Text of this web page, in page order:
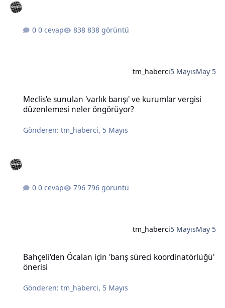
0 cevap 838 görüntü
tm_haberci5 MayısMay 5
Meclis'e sunulan 'varlık barışı' ve kurumlar vergisi
düzenlemesi neler öngörüyor?
Gönderen:tm_haberci, 5 Mayıs
0 cevap 796 görüntü
tm_haberci5 MayısMay 5
Bahçeli'den Öcalan için 'barış süreci koordinatörlüğü'
önerisi
Gönderen:tm_haberci, 5 Mayıs